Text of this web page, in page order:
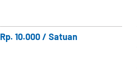
Rp. 10.000 / Satuan